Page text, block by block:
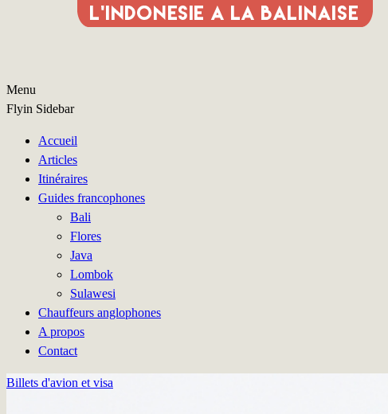
Menu
Flyin Sidebar
Accueil
Articles
Itinéraires
Guides francophones
Bali
Flores
Java
Lombok
Sulawesi
Chauffeurs anglophones
A propos
Contact
Billets d'avion et visa